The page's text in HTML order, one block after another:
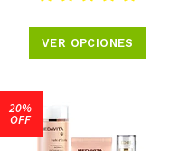
VER OPCIONES
20%
OFF